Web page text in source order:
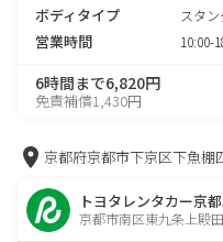
ボディタイプ スタ
営業時間 10:00-
6時間まで6,820円
免責補償1,430円
京都府京都市下京区下魚棚
トヨタレンタカー京
京都市南区東九条上殿